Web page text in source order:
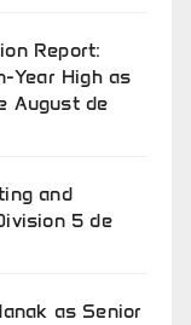
Report:
Year High as
August de
and
5 de
as Senior